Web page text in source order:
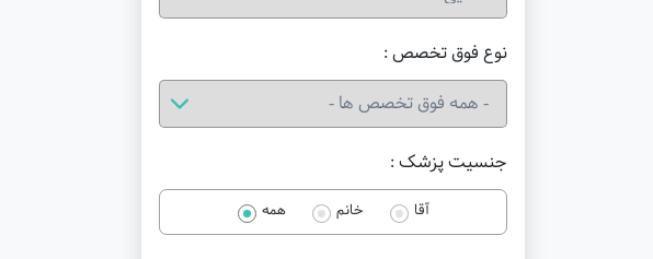
نوع فوق تخصص :
جنسیت پزشک :
آقا خانم همه